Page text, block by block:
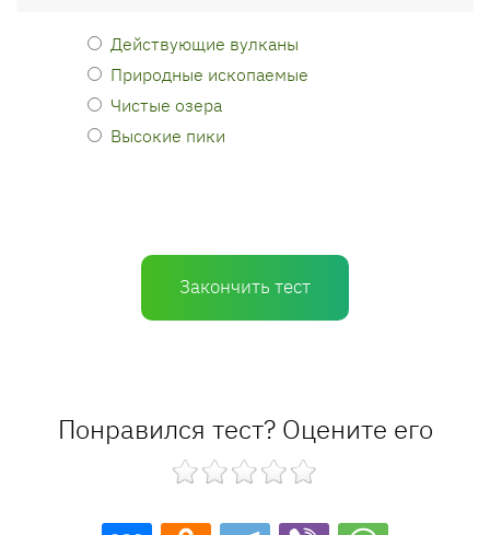
Действующие вулканы
Природные ископаемые
Чистые озера
Высокие пики
Закончить тест
Понравился тест? Оцените его